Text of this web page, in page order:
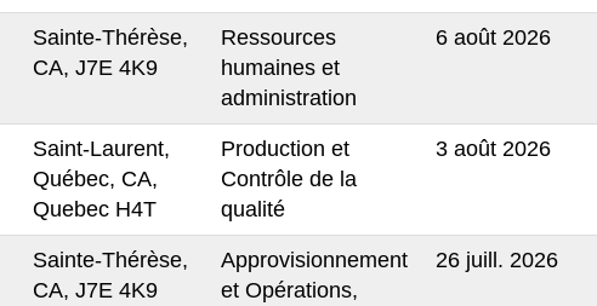
Sainte-Thérèse,
CA, J7E 4K9
Ressources
humaines et
administration
6 août 2026
Saint-Laurent,
Québec, CA,
Quebec H4T
Production et
Contrôle de la
qualité
3 août 2026
Sainte-Thérèse,
CA, J7E 4K9
Approvisionnement
et Opérations,
26 juill. 2026